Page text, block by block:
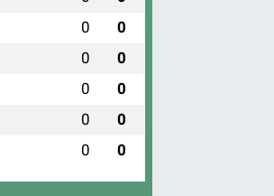
0 0
0 0
0 0
0 0
0 0